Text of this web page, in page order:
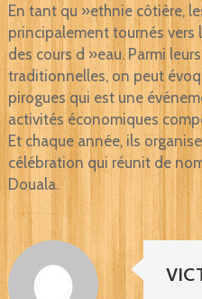
En tant qu »ethnie côtière,
principalement tournés
des cours d »eau. Parmi
traditionnelles, on peut
pirogues qui est une
activités économiques
Et chaque année, ils
célébration qui réunit de
Douala.